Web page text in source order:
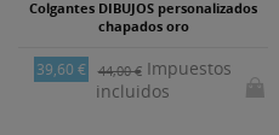
Colgantes DIBUJOS personalizados
chapados oro
39,60 € 44,00 €Impuestos
incluidos